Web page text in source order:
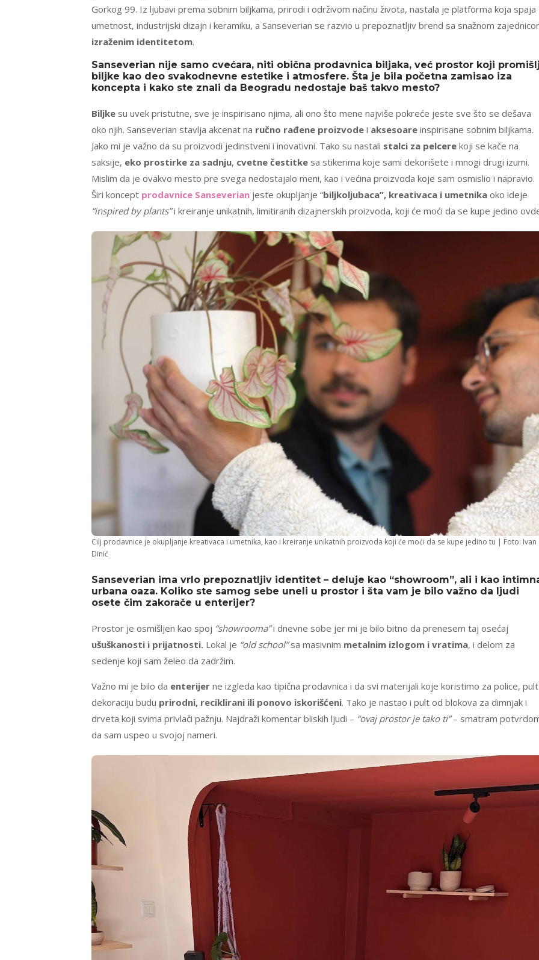
Gorkog 99. Iz ljubavi prema sobnim biljkama, prirodi i održivom načinu života, nastala je platforma koja spaja
umetnost, industrijski dizajn i keramiku, a Sanseverian se razvio u prepoznatljiv brend sa snažnom
izraženim identitetom.
Sanseverian nije samo cvećara, niti obična prodavnica biljaka, već prostor koji
biljke kao deo svakodnevne estetike i atmosfere. Šta je bila početna zamisao iza
koncepta i kako ste znali da Beogradu nedostaje baš takvo mesto?
Biljke su uvek pristutne, sve je inspirisano njima, ali ono što mene najviše pokreće jeste sve što se dešava
oko njih. Sanseverian stavlja akcenat na ručno rađene proizvode i aksesoare inspirisane sobnim biljkama.
Jako mi je važno da su proizvodi jedinstveni i inovativni. Tako su nastali stalci za pelcere koji se kače na
saksije, eko prostirke za sadnju, cvetne čestitke sa stikerima koje sami dekorišete i mnogi drugi izumi.
Mislim da je ovakvo mesto pre svega nedostajalo meni, kao i većina proizvoda koje sam osmislio i napravio.
Širi koncept prodavnice Sanseverian jeste okupljanje “biljkoljubaca”, kreativaca i umetnika oko ideje
“inspired by plants”i kreiranje unikatnih, limitiranih dizajnerskih proizvoda, koji će moći da se kupe jedino
Cilj prodavnice je okupljanje kreativaca i umetnika, kao i kreiranje unikatnih proizvoda koji će moći da se kupe jedino tu | Foto: Ivan
Dinić
Sanseverian ima vrlo prepoznatljiv identitet – deluje kao “showroom”, ali i kao
urbana oaza. Koliko ste samog sebe uneli u prostor i šta vam je bilo važno da ljudi
osete čim zakorače u enterijer?
Prostor je osmišljen kao spoj “showrooma”i dnevne sobe jer mi je bilo bitno da prenesem taj osećaj
ušuškanosti i prijatnosti. Lokal je “old school”sa masivnim metalnim izlogom i vratima, i delom za
sedenje koji sam želeo da zadržim.
Važno mi je bilo da enterijer ne izgleda kao tipična prodavnica i da svi materijali koje koristimo za police,
dekoraciju budu prirodni, reciklirani ili ponovo iskorišćeni. Tako je nastao i pult od blokova za dimnjak i
drveta koji svima privlači pažnju. Najdraži komentar bliskih ljudi – “ovaj prostor je tako ti”– smatram
da sam uspeo u svojoj nameri.